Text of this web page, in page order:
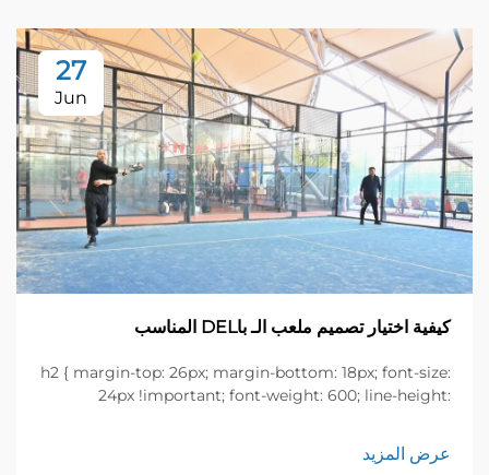
27
Jun
كيفية اختيار تصميم ملعب الـ باDEL المناسب
h2 { margin-top: 26px; margin-bottom: 18px; font-size:
24px !important; font-weight: 600; line-height:
font-size: 20px !important; font-weight: 600; line-
height: ...}
عرض المزيد